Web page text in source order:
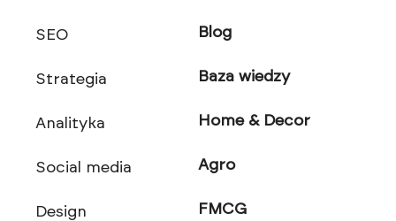
SEO
Strategia
Analityka
Social media
Design
Blog
Baza wiedzy
Home & Decor
Agro
FMCG